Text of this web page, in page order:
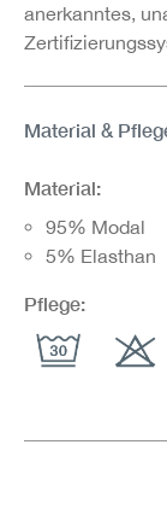
anerkanntes,
Material &
Material:
95% Modal
5% Elasthan
Pflege: